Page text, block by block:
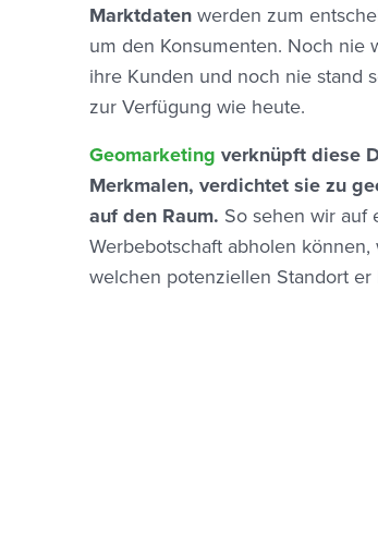
Marktdaten werden zum
um den Konsumenten. Noch nie
ihre Kunden und noch nie stand
zur Verfügung wie heute.
Geomarketing verknüpft diese
Merkmalen, verdichtet sie zu
auf den Raum. So sehen wir auf
Werbebotschaft abholen
welchen potenziellen Standort